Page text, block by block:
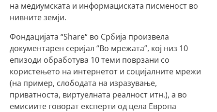
на медиумската и информациската писменост во
нивните земји.
Фондацијата “Share“ во Србија произвела
документарен серијал “Во мрежата”, кој низ 10
епизоди обработува 10 теми поврзани со
користењето на интернетот и социјалните мрежи
(на пример, слободата на изразување,
приватноста, виртуелната реалност итн.), а во
емисиите говорат експерти од цела Европа